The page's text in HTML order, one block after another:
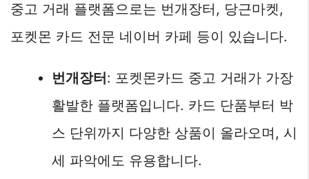
중고 거래 플랫폼으로는 번개장터, 당근마켓,
포켓몬 카드 전문 네이버 카페 등이 있습니다.
번개장터: 포켓몬카드 중고 거래가 가장
활발한 플랫폼입니다. 카드 단품부터 박
스 단위까지 다양한 상품이 올라오며, 시
세 파악에도 유용합니다.